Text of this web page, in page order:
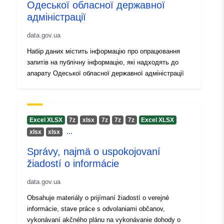
uriRef:
http://data.europa.eu/88u/dataset/
Informácie o
verzii:
Одеської обласної державної
адміністрації
data.gov.ua
Набір даних містить інформацію про опрацювання
запитів на публічну інформацію, які надходять до
апарату Одеської обласної державної адміністрації
Excel XLSX 7z хlsx 7z 7z 7z
Excel XLSX
хlsx
хlsx ...
Správy, najmä o uspokojovaní
žiadostí o informácie
data.gov.ua
Obsahuje materiály o prijímaní žiadostí o verejné
informácie, stave práce s odvolaniami občanov,
vykonávaní akčného plánu na vykonávanie dohody o